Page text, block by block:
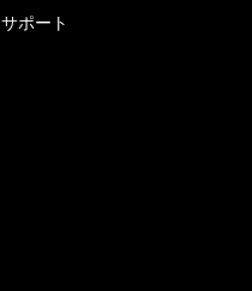
サポート